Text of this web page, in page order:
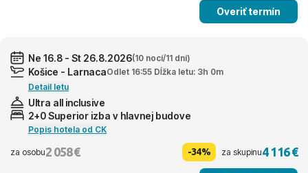
Overiť termín
Ne 16.8 - St 26.8.2026(10 nocí/11 dní)
Košice - LarnacaOdlet 16:55 Dĺžka letu: 3h 0m
Detail letu
Ultra all inclusive
2+0 Superior izba v hlavnej budove
Popis hotela od CK
za osobu2 058 € -34% za skupinu4 116 €